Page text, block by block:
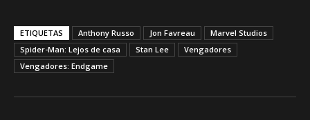
ETIQUETAS Anthony Russo Jon Favreau
Marvel Studios
Spider-Man: Lejos de casa
Stan Lee
Vengadores
Vengadores: Endgame